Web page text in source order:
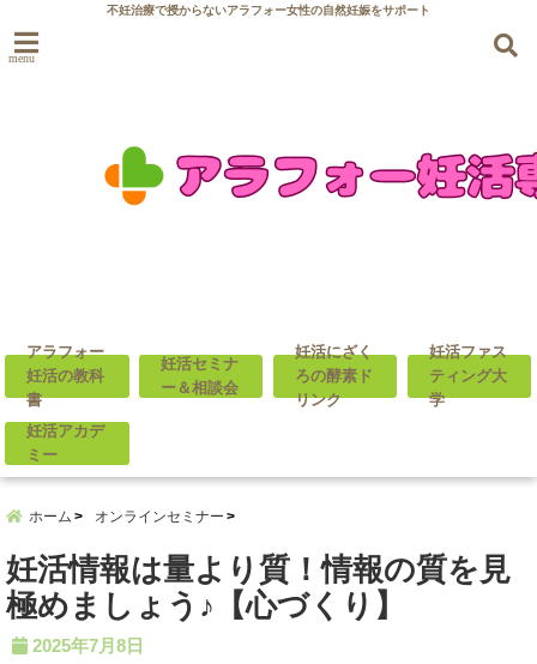
不妊治療で授からないアラフォー女性の自然妊娠をサポート
menu
アラフォー
妊活の教科
書
妊活セミナ
ー＆相談会
妊活にざく
ろの酵素ド
リンク
妊活ファス
ティング大
学
妊活アカデ
ミー
ホーム オンラインセミナー
妊活情報は量より質！情報の質を見
極めましょう♪【心づくり】
2025年7月8日